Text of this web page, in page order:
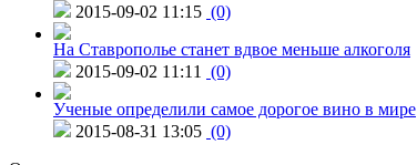
2015-09-02 11:15 (0)
На Ставрополье станет вдвое меньше алкоголя
2015-09-02 11:11
(0)
Ученые определили самое дорогое вино в мире
2015-08-31 13:05 (0)